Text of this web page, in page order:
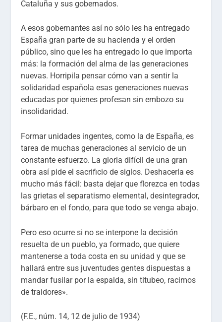
Cataluña y sus gobernados.
A esos gobernantes así no sólo les ha entregado
España gran parte de su hacienda y el orden
público, sino que les ha entregado lo que importa
más: la formación del alma de las generaciones
nuevas. Horripila pensar cómo van a sentir la
solidaridad española esas generaciones nuevas
educadas por quienes profesan sin embozo su
insolidaridad.
Formar unidades ingentes, como la de España, es
tarea de muchas generaciones al servicio de un
constante esfuerzo. La gloria difícil de una gran
obra así pide el sacrificio de siglos. Deshacerla es
mucho más fácil: basta dejar que florezca en todas
las grietas el separatismo elemental, desintegrador,
bárbaro en el fondo, para que todo se venga abajo.
Pero eso ocurre si no se interpone la decisión
resuelta de un pueblo, ya formado, que quiere
mantenerse a toda costa en su unidad y que se
hallará entre sus juventudes gentes dispuestas a
mandar fusilar por la espalda, sin titubeo, racimos
de traidores».
(F.E., núm. 14, 12 de julio de 1934)